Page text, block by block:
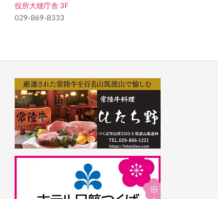
役所大穂庁舎 3F
029-869-8333